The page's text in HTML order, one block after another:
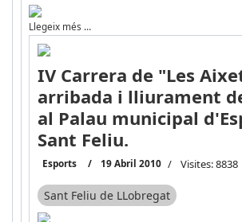
Llegeix més …
IV Carrera de "Les
arribada i lliurament
al Palau municipal
Sant Feliu.
Esports 19 Abril 2010 Visites: 8838
Sant Feliu de LLobregat